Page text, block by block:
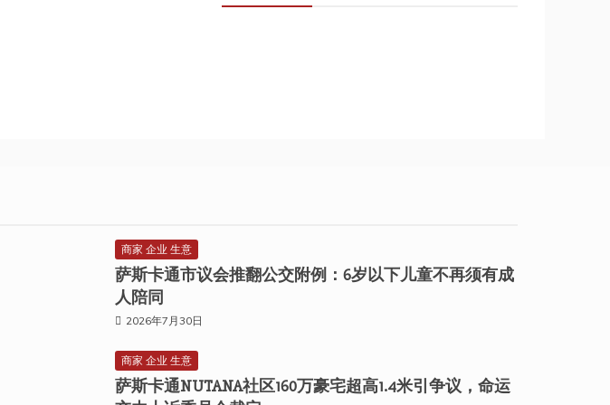
商家 企业 生意
萨斯卡通市议会推翻公交附例：6岁以下儿童不再须有成
人陪同
2026年7月30日
商家 企业 生意
萨斯卡通NUTANA社区160万豪宅超高1.4米引争议，命运